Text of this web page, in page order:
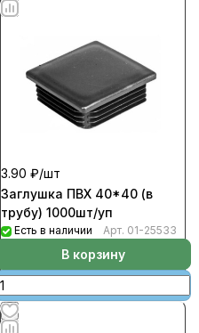
3.90 ₽/шт
Заглушка ПВХ 40*40 (в
трубу) 1000шт/уп
Есть в наличии Арт. 01-25533
В корзину